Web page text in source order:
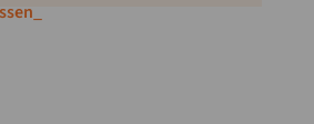
_